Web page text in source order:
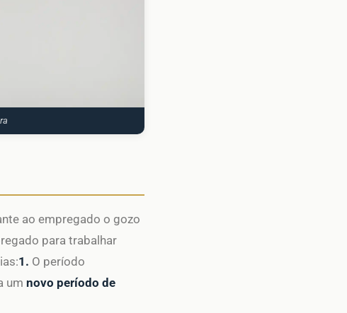
ao empregado o gozo
para trabalhar
1. O período
um novo período de